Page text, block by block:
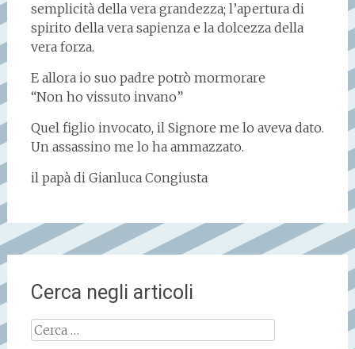
semplicità della vera grandezza; l’apertura di
spirito della vera sapienza e la dolcezza della
vera forza.
E allora io suo padre potrò mormorare
“Non ho vissuto invano”
Quel figlio invocato, il Signore me lo aveva dato.
Un assassino me lo ha ammazzato.
il papà di Gianluca Congiusta
Cerca negli articoli
Ricerca